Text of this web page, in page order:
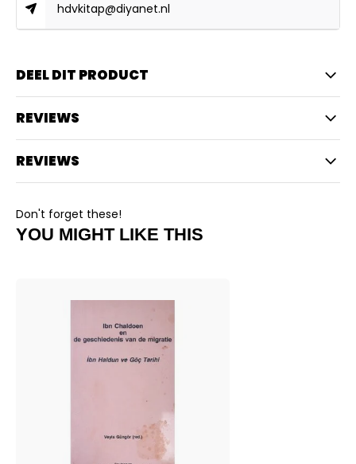
hdvkitap@diyanet.nl
DEEL DIT PRODUCT
REVIEWS
REVIEWS
Don't forget these!
YOU MIGHT LIKE THIS